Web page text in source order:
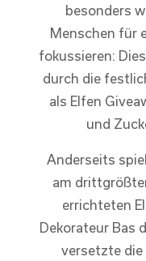
besonders
Menschen für
fokussieren:
durch die
als Elfen
und
Anderseits
am
errichteten
Dekorateur Bas
versetzte die